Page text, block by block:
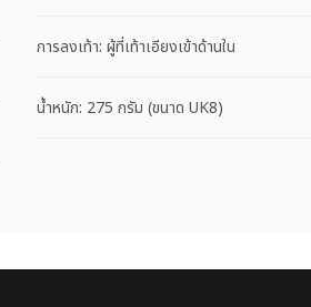
การลงเท้า: ผู้ที่เท้าเอียงเข้าด้านใน
น้ำหนัก: 275 กรัม (ขนาด UK8)